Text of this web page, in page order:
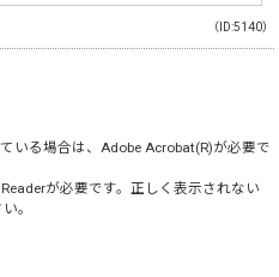
（ID:5140）
いる場合は、 Adobe Acrobat(R)が必要で
が必要です。正しく表示されない
。